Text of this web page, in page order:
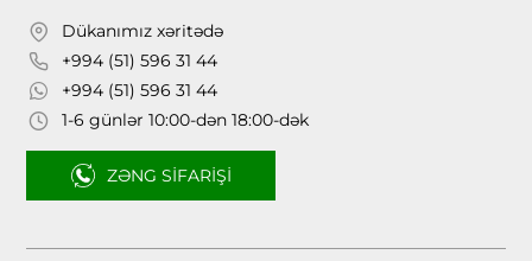
Dükanımız xəritədə
+994 (51) 596 31 44
+994 (51) 596 31 44
1-6 günlər 10:00-dən 18:00-dək
ZƏNG SIFARIŞI